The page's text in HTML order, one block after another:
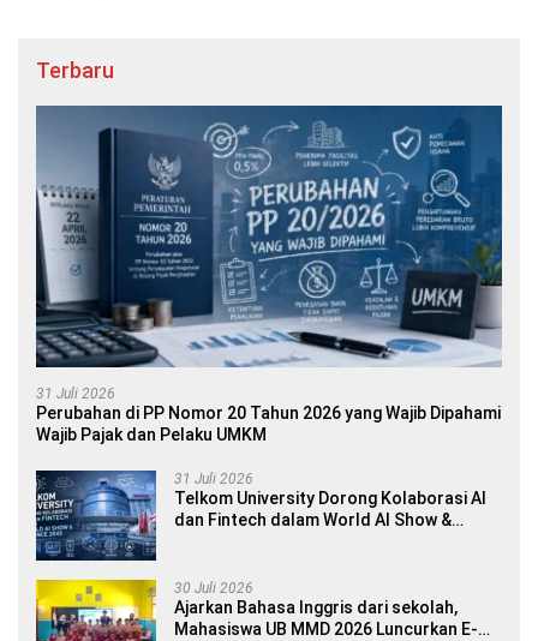
Terbaru
31 Juli 2026
Perubahan di PP Nomor 20 Tahun 2026 yang Wajib Dipahami
Wajib Pajak dan Pelaku UMKM
31 Juli 2026
Telkom University Dorong Kolaborasi AI
dan Fintech dalam World AI Show &
30 Juli 2026
Ajarkan Bahasa Inggris dari sekolah,
Mahasiswa UB MMD 2026 Luncurkan E-